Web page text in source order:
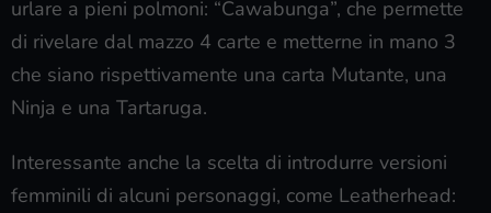
urlare a pieni polmoni: “Cawabunga”, che permette
di rivelare dal mazzo 4 carte e metterne in mano 3
che siano rispettivamente una carta Mutante, una
Ninja e una Tartaruga.
Interessante anche la scelta di introdurre versioni
femminili di alcuni personaggi, come Leatherhead: